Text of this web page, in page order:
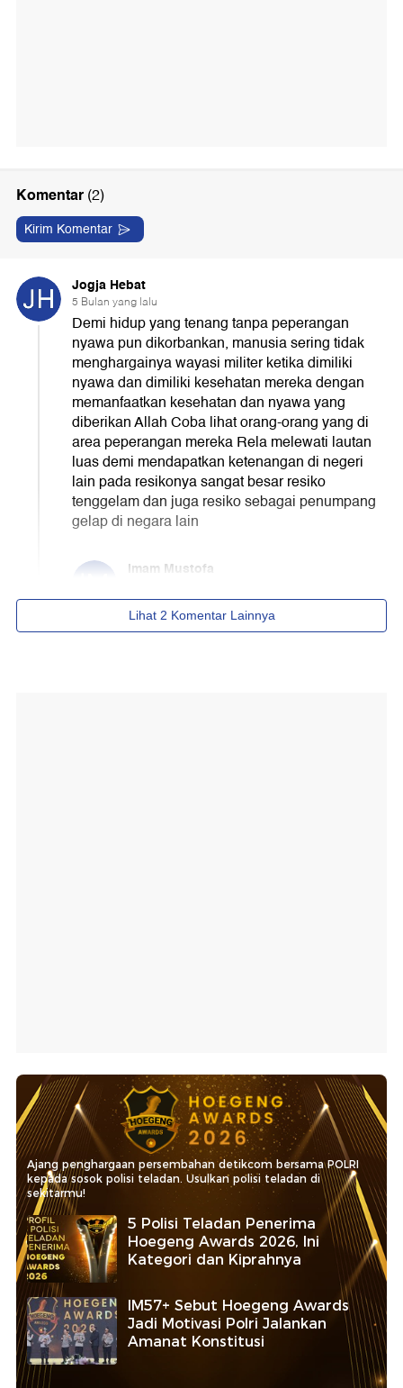
Ajang penghargaan persembahan detikcom bersama POLRI
kepada sosok polisi teladan. Usulkan polisi teladan di
sekitarmu!
5 Polisi Teladan Penerima
Hoegeng Awards 2026, Ini
Kategori dan Kiprahnya
IM57+ Sebut Hoegeng Awards
Jadi Motivasi Polri Jalankan
Amanat Konstitusi